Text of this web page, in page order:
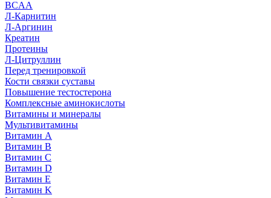
BCAA
Л-Карнитин
Л-Аргинин
Креатин
Протеины
Л-Цитруллин
Перед тренировкой
Кости связки суставы
Повышение тестостерона
Комплексные аминокислоты
Витамины и минералы
Мультивитамины
Витамин A
Витамин B
Витамин C
Витамин D
Витамин E
Витамин K